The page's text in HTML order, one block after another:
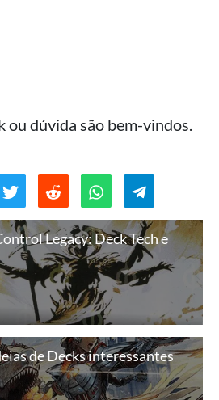
ou dúvida são bem-vindos.
Legacy: Deck Tech e
de Decks interessantes